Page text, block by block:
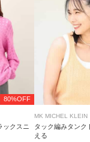
80%OFF
ックスニ
MK MICHEL KLEIN
タック編みタンク
える